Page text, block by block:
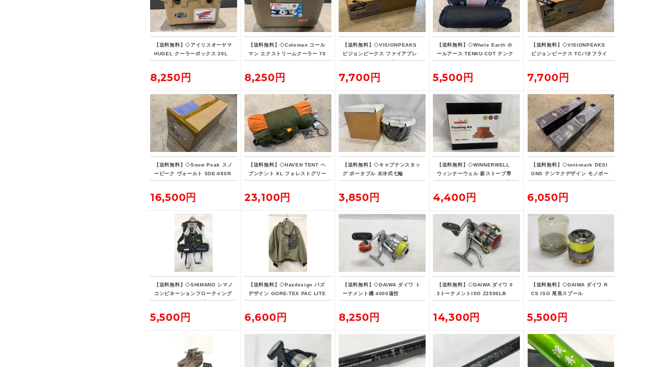
【送料無料】◇アイリスオーヤマ
HUGEL クーラーボックス 20L
8,250円
【送料無料】◇Coleman コール
マン エクストリームクーラー 70
QT タンカラー
8,250円
【送料無料】◇VISIONPEAKS
ビジョンピークス ファイアプレ
イス TCレクタタープ
7,700円
【送料無料】◇Whole Earth ホ
ールアース TENKU COT テンク
ウコット
5,500円
【送料無料】◇VISIONPEAKS
ビジョンピークス TCバタフライ
シェルターSOLO
7,700円
【送料無料】◇Snow Peak スノ
ーピーク ヴォールト SDE-080R
H
16,500円
【送料無料】◇HAVEN TENT ヘ
ブンテント XL フォレストグリー
ン
23,100円
【送料無料】◇キャプテンスタッ
グ ポータブル 水冷式七輪
3,850円
【送料無料】◇WINNERWELL
ウィンナーウェル 薪ストーブ専
用 フラッシングキット パイプブ
4,400円
【送料無料】◇tent-mark DESI
GNS テンマクデザイン モノポー
ルインナーテント ファブリック 2
6,050円
【送料無料】◇SHIMANO シマノ
コンビネーションフローティング
ベスト・リミテッドプロ VE-190
5,500円
【送料無料】◇Pazdesign パズ
デザイン GORE-TEX PAC LITE
フィッシングジャケット ZGR-10
6,600円
【送料無料】◇DAIWA ダイワ ト
ーナメント磯 4000遠投
8,250円
【送料無料】◇DAIWA ダイワ 0
3トーナメントISO Z2500LB
14,300円
【送料無料】◇DAIWA ダイワ R
CS ISO 尾長スプール
5,500円